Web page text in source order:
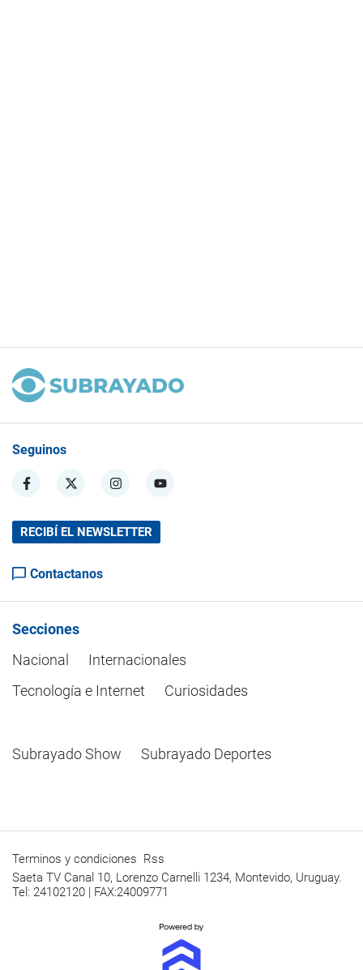
Seguinos
RECIBÍ EL NEWSLETTER
Contactanos
Secciones
Nacional
Internacionales
Tecnología e Internet
Curiosidades
Subrayado Show Subrayado Deportes
Terminos y condiciones Rss
Saeta TV Canal 10, Lorenzo Carnelli 1234, Montevido, Uruguay.
Tel: 24102120 | FAX:24009771